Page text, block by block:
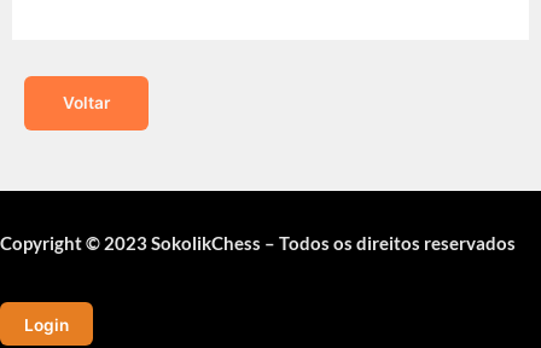
Voltar
Copyright © 2023 SokolikChess – Todos os direitos reservados
Login